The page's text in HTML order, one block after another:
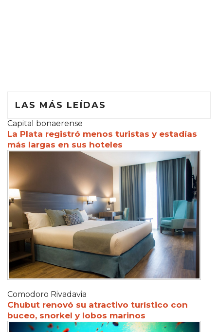
LAS MÁS LEÍDAS
Capital bonaerense
La Plata registró menos turistas y estadías
más largas en sus hoteles
Comodoro Rivadavia
Chubut renovó su atractivo turístico con
buceo, snorkel y lobos marinos